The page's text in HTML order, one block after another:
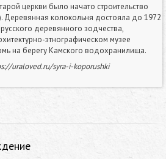
церкви было начато строительство
Деревянная колокольня достояла до 1972
деревянного зодчества,
этнографическом музее
на берегу Камского водохранилища.
uraloved.ru/syra-i-koporushki